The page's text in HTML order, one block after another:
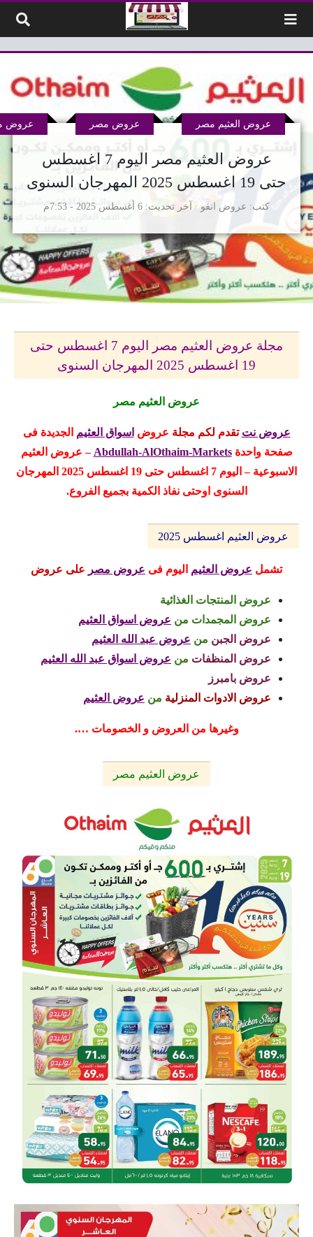
عروض العثيم مصر اليوم 7 اغسطس
حتى 19 اغسطس 2025 المهرجان السنوى
كتب عروض انفو
عروض العثيم مصر عروض مصر عروض
آخر تحديث 6 أغسطس 2025 - 7:53م
مجلة عروض العثيم مصر اليوم 7 اغسطس حتى
19 اغسطس 2025 المهرجان السنوى
عروض العثيم مصر
عروض نت تقدم لكم مجلة عروض اسواق العثيم الجديدة فى
صفحة واحدةAbdullah-AlOthaim-Markets – عروض العثيم
الاسبوعية – اليوم 7 اغسطس حتى 19 اغسطس 2025 المهرجان
السنوى اوحتى نفاذ الكمية بجميع الفروع.
عروض العثيم اغسطس 2025
تشمل عروض العثيم اليوم فى عروض مصر على عروض
عروض المنتجات الغذائية
عروض المجمدات من عروض اسواق العثيم
عروض الجبن من عروض عبد الله العثيم
عروض المنظفات من عروض اسواق عبد الله العثيم
عروض بامبرز
عروض الادوات المنزلية من عروض العثيم
وغيرها من العروض و الخصومات ….
عروض العثيم مصر